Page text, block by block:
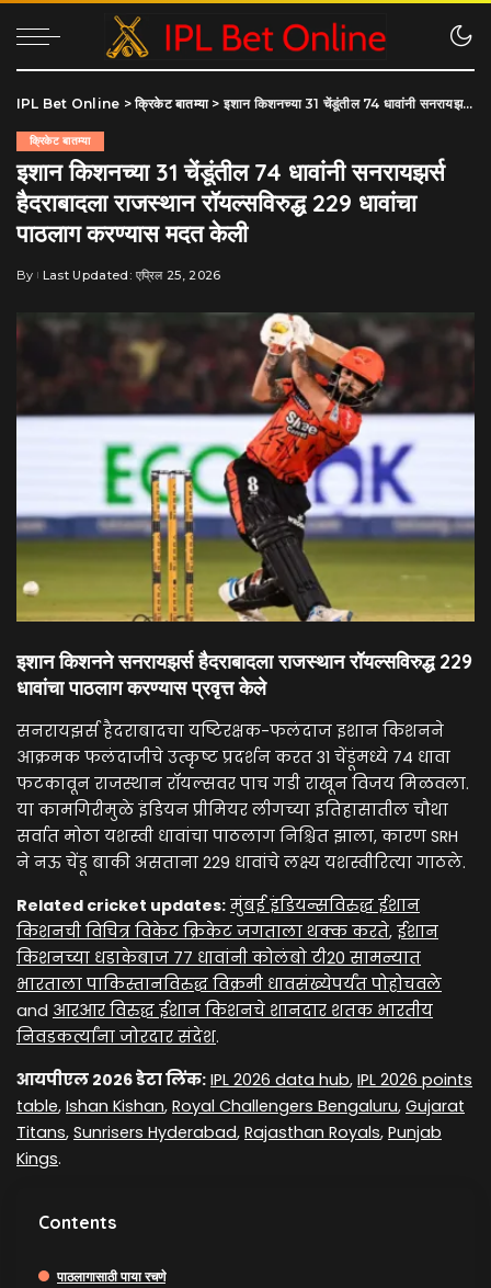
IPL Bet Online >क्रिकेट बातम्या> इशान किशनच्या 31 चेंडूंतील 74 धावांनी सनरायझर्स हैदराबादला राजस्थान रॉयल्सविरुद्ध 229 धावांचा पाठलाग करण्यास मदत केली
क्रिकेट बातम्या
इशान किशनच्या 31 चेंडूंतील 74 धावांनी सनरायझर्स
हैदराबादला राजस्थान रॉयल्सविरुद्ध 229 धावांचा
पाठलाग करण्यास मदत केली
Posted
By Last Updated: एप्रिल 25, 2026
इशान किशनने सनरायझर्स हैदराबादला राजस्थान रॉयल्सविरुद्ध 229
धावांचा पाठलाग करण्यास प्रवृत्त केले
सनरायझर्स हैदराबादचा यष्टिरक्षक-फलंदाज इशान किशनने
आक्रमक फलंदाजीचे उत्कृष्ट प्रदर्शन करत 31 चेंडूंमध्ये 74 धावा
फटकावून राजस्थान रॉयल्सवर पाच गडी राखून विजय मिळवला.
या कामगिरीमुळे इंडियन प्रीमियर लीगच्या इतिहासातील चौथा
सर्वात मोठा यशस्वी धावांचा पाठलाग निश्चित झाला, कारण SRH
ने नऊ चेंडू बाकी असताना 229 धावांचे लक्ष्य यशस्वीरित्या गाठले.
Related cricket updates: मुंबई इंडियन्सविरुद्ध ईशान
किशनची विचित्र विकेट क्रिकेट जगताला थक्क करते, ईशान
किशनच्या धडाकेबाज 77 धावांनी कोलंबो टी20 सामन्यात
भारताला पाकिस्तानविरुद्ध विक्रमी धावसंख्येपर्यंत पोहोचवले
and आरआर विरुद्ध ईशान किशनचे शानदार शतक भारतीय
निवडकर्त्यांना जोरदार संदेश.
आयपीएल 2026 डेटा लिंक: IPL 2026 data hub, IPL 2026 points
table, Ishan Kishan, Royal Challengers Bengaluru, Gujarat
Titans, Sunrisers Hyderabad, Rajasthan Royals, Punjab
Kings.
Contents
पाठलागासाठी पाया रचणे